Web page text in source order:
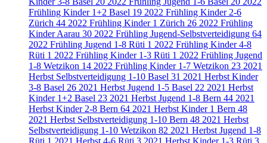
Frühling Kinder 1+2 Basel 19 2022 Frühling Kinder 2-6
Zürich 44 2022 Frühling Kinder 1 Zürich 26 2022 Frühling
Kinder Aarau 30 2022 Frühling Jugend-Selbstverteidigung 64
2022 Frühling Jugend 1-8 Rüti 1 2022 Frühling Kinder 4-8
Rüti 1 2022 Frühling Kinder 1-3 Rüti 1 2022 Frühling Jugend
1-8 Wetzikon 14 2022 Frühling Kinder 1-7 Wetzikon 23 2021
Herbst Selbstverteidigung 1-10 Basel 31 2021 Herbst Kinder
3-8 Basel 26 2021 Herbst Jugend 1-5 Basel 22 2021 Herbst
Kinder 1+2 Basel 23 2021 Herbst Jugend 1-8 Bern 44 2021
Herbst Kinder 2-8 Bern 64 2021 Herbst Kinder 1 Bern 48
2021 Herbst Selbstverteidigung 1-10 Bern 48 2021 Herbst
Selbstverteidigung 1-10 Wetzikon 82 2021 Herbst Jugend 1-8
Rüti 1 2021 Herbst 4-6 Rüti 3 2021 Herbst Kinder 1-3 Rüti 3